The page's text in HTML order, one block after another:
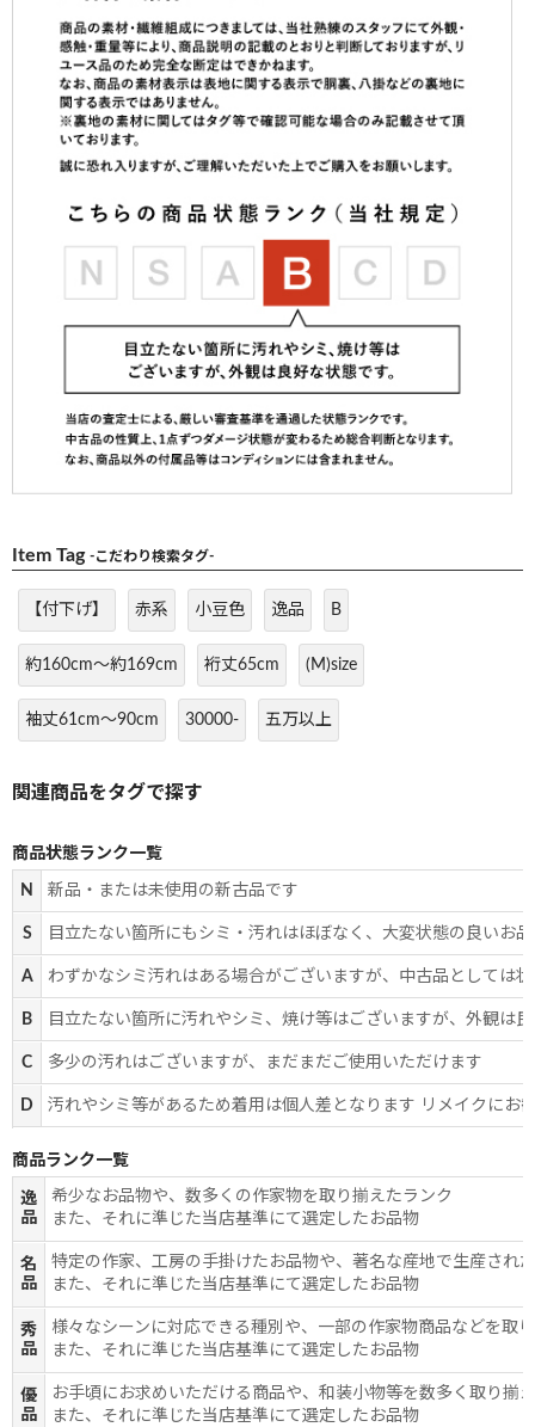
Item Tag -こだわり検索タグ-
【付下げ】 赤系 小豆色 逸品 B
約160cm～約169cm 裄丈65cm (M)size
袖丈61cm～90cm 30000- 五万以上
商品状態ランク一覧
N 新品・または未使用の新古品です
S 目立たない箇所にもシミ・汚れはほぼなく、大変状態の良いお
A わずかなシミ汚れはある場合がございますが、中古品としては
B 目立たない箇所に汚れやシミ、焼け等はございますが、外観は
C 多少の汚れはございますが、まだまだご使用いただけます
D 汚れやシミ等があるため着用は個人差となります リメイクにお
商品ランク一覧
逸
品
希少なお品物や、数多くの作家物を取り揃えたランク
また、それに準じた当店基準にて選定したお品物
名
品
特定の作家、工房の手掛けたお品物や、著名な産地で生産され
また、それに準じた当店基準にて選定したお品物
秀
品
様々なシーンに対応できる種別や、一部の作家物商品などを取
また、それに準じた当店基準にて選定したお品物
優
品
お手頃にお求めいただける商品や、和装小物等を数多く取り揃
また、それに準じた当店基準にて選定したお品物